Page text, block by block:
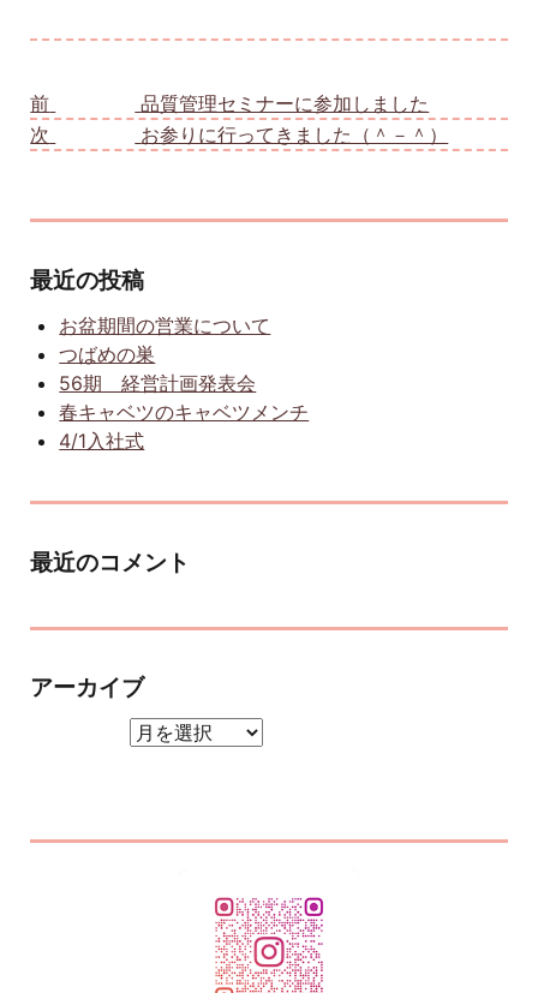
前
品質管理セミナーに参加しました
次
お参りに行ってきました（＾－＾）
最近の投稿
お盆期間の営業について
つばめの巣
56期 経営計画発表会
春キャベツのキャベツメンチ
4/1入社式
最近のコメント
アーカイブ